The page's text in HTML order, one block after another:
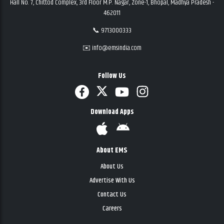
Hall No. 7, Chittod Complex, 3rd Floor M.P. Nagar, Zone-1, Bhopal, Madhya Pradesh -
462011
📞 9713000333
✉️ info@emsindia.com
Follow Us
Download Apps
About EMS
About Us
Advertise With Us
Contact Us
Careers